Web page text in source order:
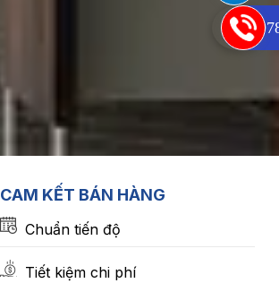
CAM KẾT BÁN HÀNG
Chuẩn tiến độ
Tiết kiệm chi phí